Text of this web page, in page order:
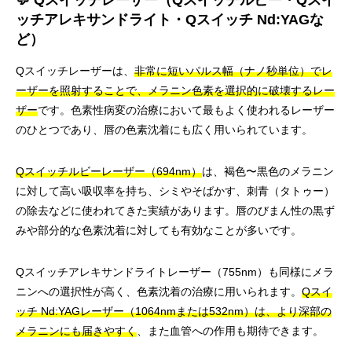
ッチアレキサンドライト・Qスイッチ Nd:YAGな
ど）
Qスイッチレーザーは、 非常に短いパルス幅（ナノ秒単位）でレ
ーザーを照射することで、メラニン色素を選択的に破壊するレー
ザーです。色素性病変の治療において最もよく使われるレーザー
のひとつであり、唇の色素沈着にも広く用いられています。
Qスイッチルビーレーザー（694nm）は、褐色〜黒色のメラニン
に対して高い吸収率を持ち、シミやそばかす、刺青（タトゥー）
の除去などに使われてきた実績があります。唇のびまん性の黒ず
みや部分的な色素沈着に対しても有効なことが多いです。
Qスイッチアレキサンドライトレーザー（755nm）も同様にメラ
ニンへの選択性が高く、色素沈着の治療に用いられます。 Qスイ
ッチ Nd:YAGレーザー（1064nmまたは532nm）は、より深部の
メラニンにも届きやすく 、また血管への作用も期待できます。